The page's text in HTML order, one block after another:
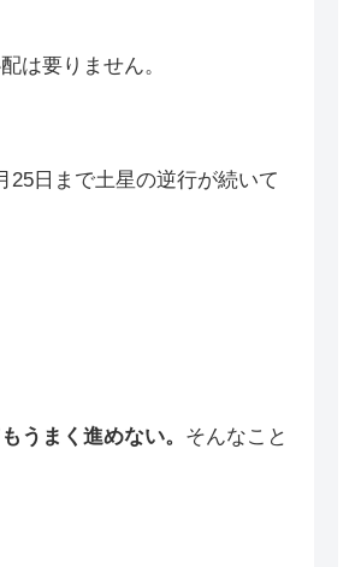
は要りません。
日まで土星の逆行が続いて
うまく進めない。 そんなこと